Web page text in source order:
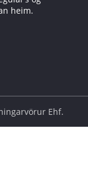
heim.
Ehf.